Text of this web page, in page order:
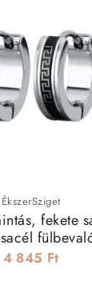
ÉkszerSziget
fekete
4 845 Ft